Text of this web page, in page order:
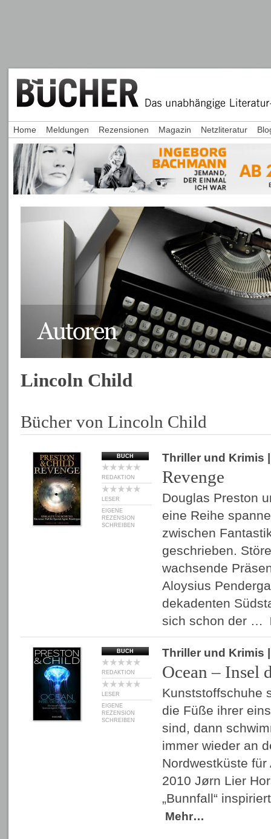
Lincoln Child
Bücher von Lincoln Child
BUCH
REDAKTION
LESER
EIGENE
REZENSION
SCHREIBEN
Thriller und Krimis
Revenge
Douglas Preston
eine Reihe
zwischen
geschrieben.
wachsende
Aloysius
dekadenten
sich schon der …
BUCH
REDAKTION
LESER
EIGENE
REZENSION
SCHREIBEN
Thriller und Krimis
Ocean – Insel
Kunststoffschuhe
die Füße ihrer
sind, dann
immer wieder an
Nordwestküste
2010 Jørn Lier
„Bunnfall“
Mehr…
Home Meldungen Rezensionen Magazin Netzliteratur